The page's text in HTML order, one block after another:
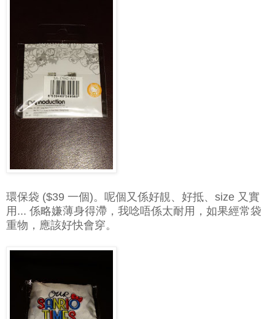
環保袋 ($39 一個)。呢個又係好靚、好抵、size 又實
用... 係略嫌薄身得滯，我唸唔係太耐用，如果經常袋
重物，應該好快會穿。